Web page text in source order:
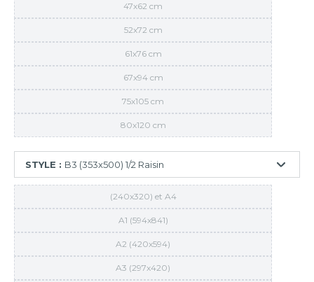
47x62 cm
52x72 cm
61x76 cm
67x94 cm
75x105 cm
80x120 cm
STYLE : B3 (353x500) 1/2 Raisin
(240x320) et A4
A1 (594x841)
A2 (420x594)
A3 (297x420)